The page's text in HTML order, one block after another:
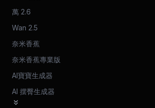
萬 2.6
Wan 2.5
奈米香蕉
奈米香蕉專業版
AI寶寶生成器
AI 摆臀生成器